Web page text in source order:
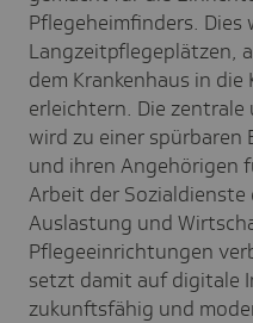
Pflegeheimfinders. Dies
Langzeitpflegeplätzen,
dem Krankenhaus in
erleichtern. Die
wird zu einer
und ihren Angehörigen
Arbeit der
Auslastung und
Pflegeeinrichtungen
setzt damit auf digitale
zukunftsfähig und